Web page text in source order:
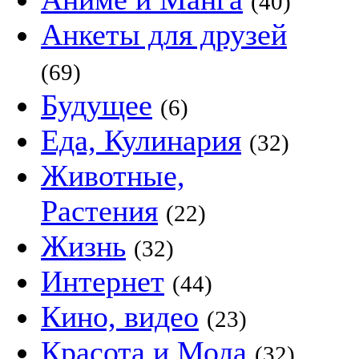
Анкеты для друзей
(69)
Будущее (6)
Еда, Кулинария (32)
Животные,
Растения (22)
Жизнь (32)
Интернет (44)
Кино, видео (23)
Красота и Мода